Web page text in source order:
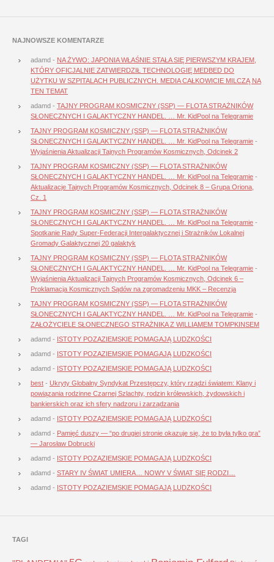
NAJNOWSZE KOMENTARZE
adamd - NA ŻYWO: JAPONIA WŁAŚNIE STAŁA SIĘ PIERWSZYM KRAJEM,
KTÓRY OFICJALNIE ZATWIERDZIŁ TECHNOLOGIĘ MEDBED DO
UŻYTKU W SZPITALACH PUBLICZNYCH. MEDIA CAŁKOWICIE MILCZĄ NA
TEN TEMAT
adamd - TAJNY PROGRAM KOSMICZNY (SSP) — FLOTA STRAŻNIKÓW
SŁONECZNYCH I GALAKTYCZNY HANDEL. … Mr. KidPool na Telegramie
TAJNY PROGRAM KOSMICZNY (SSP) — FLOTA STRAŻNIKÓW
SŁONECZNYCH I GALAKTYCZNY HANDEL. … Mr. KidPool na Telegramie -
Wyjaśnienia Aktualizacji Tajnych Programów Kosmicznych, Odcinek 2
TAJNY PROGRAM KOSMICZNY (SSP) — FLOTA STRAŻNIKÓW
SŁONECZNYCH I GALAKTYCZNY HANDEL. … Mr. KidPool na Telegramie -
Aktualizacje Tajnych Programów Kosmicznych, Odcinek 8 – Grupa Oriona,
Cz. 1
TAJNY PROGRAM KOSMICZNY (SSP) — FLOTA STRAŻNIKÓW
SŁONECZNYCH I GALAKTYCZNY HANDEL. … Mr. KidPool na Telegramie -
Spotkanie Rady Super-Federacji Intergalaktycznej i Strażników Lokalnej
Gromady Galaktycznej 20 galaktyk
TAJNY PROGRAM KOSMICZNY (SSP) — FLOTA STRAŻNIKÓW
SŁONECZNYCH I GALAKTYCZNY HANDEL. … Mr. KidPool na Telegramie -
Wyjaśnienia Aktualizacji Tajnych Programów Kosmicznych, Odcinek 6 –
Proklamacja Kosmicznych Sądów na zgromadzeniu MKK – Recenzja
TAJNY PROGRAM KOSMICZNY (SSP) — FLOTA STRAŻNIKÓW
SŁONECZNYCH I GALAKTYCZNY HANDEL. … Mr. KidPool na Telegramie -
ZAŁOŻYCIELE SŁONECZNEGO STRAŻNIKA Z WILLIAMEM TOMPKINSEM
adamd - ISTOTY POZAZIEMSKIE POMAGAJĄ LUDZKOŚCI
adamd - ISTOTY POZAZIEMSKIE POMAGAJĄ LUDZKOŚCI
adamd - ISTOTY POZAZIEMSKIE POMAGAJĄ LUDZKOŚCI
best - Ukryty Globalny Syndykat Przestępczy, który rządzi światem: Klany i
powiązania rodzinne Czarnej Szlachty, rodzin królewskich, żydowskich i
bankierskich oraz ich sfery nadzoru i zarządzania
adamd - ISTOTY POZAZIEMSKIE POMAGAJĄ LUDZKOŚCI
adamd - Pamięć duszy — “po drugiej stronie okazuje się, że to była tylko gra”
— Jarosław Dobrucki
adamd - ISTOTY POZAZIEMSKIE POMAGAJĄ LUDZKOŚCI
adamd - STARY IV ŚWIAT UMIERA… NOWY V ŚWIAT SIĘ RODZI…
adamd - ISTOTY POZAZIEMSKIE POMAGAJĄ LUDZKOŚCI
TAGI